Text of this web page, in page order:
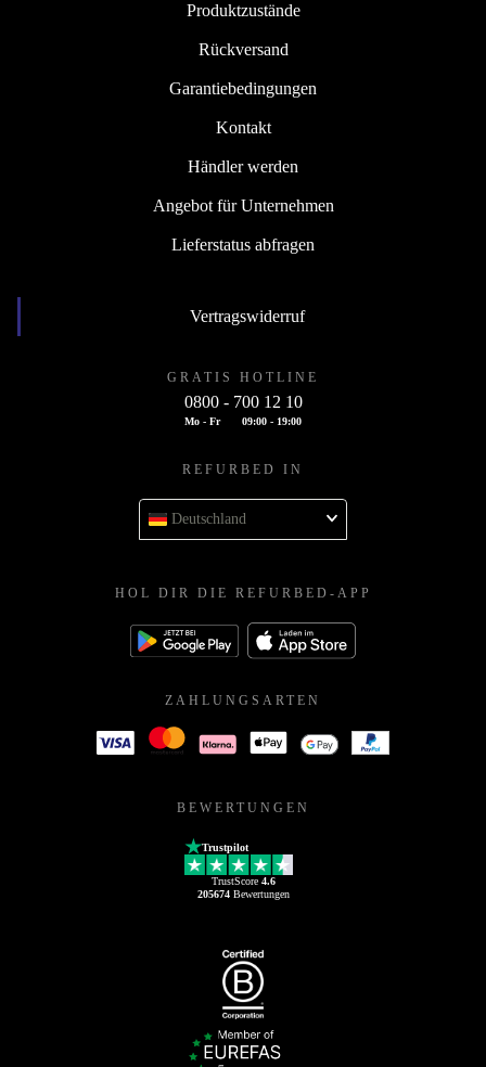
Produktzustände
Rückversand
Garantiebedingungen
Kontakt
Händler werden
Angebot für Unternehmen
Lieferstatus abfragen
Vertragswiderruf
GRATIS HOTLINE
0800 - 700 12 10
Mo - Fr 09:00 - 19:00
REFURBED IN
Deutschland
HOL DIR DIE REFURBED-APP
ZAHLUNGSARTEN
BEWERTUNGEN
Trustpilot
TrustScore 4.6
205674Bewertungen